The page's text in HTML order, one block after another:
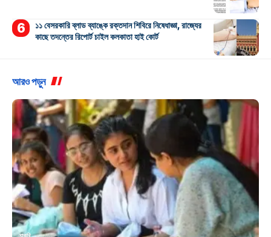
১১ বেসরকারি ব্লাড ব্যাঙ্কে রক্তদান শিবিরে নিষেধাজ্ঞা, রাজ্যের
কাছে তদন্তের রিপোর্ট চাইল কলকাতা হাই কোর্ট
আরও পড়ুন